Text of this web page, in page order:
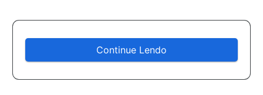
Continue Lendo